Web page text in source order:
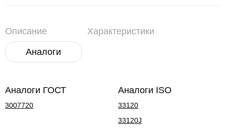
Описание Характеристики
Аналоги
Аналоги ГОСТ
3007720
Аналоги ISO
33120
33120J